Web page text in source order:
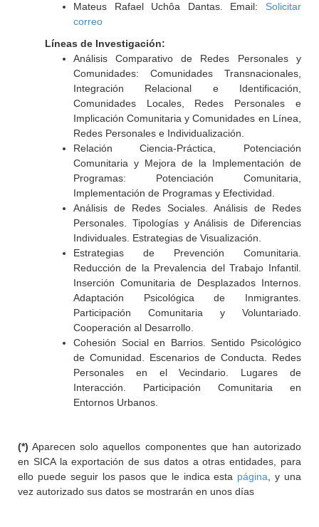
Mateus Rafael Uchôa Dantas. Email: Solicitar
correo
Líneas de Investigación:
Análisis Comparativo de Redes Personales y
Comunidades: Comunidades Transnacionales,
Integración Relacional e Identificación,
Comunidades Locales, Redes Personales e
Implicación Comunitaria y Comunidades en Línea,
Redes Personales e Individualización.
Relación Ciencia-Práctica, Potenciación
Comunitaria y Mejora de la Implementación de
Programas: Potenciación Comunitaria,
Implementación de Programas y Efectividad.
Análisis de Redes Sociales. Análisis de Redes
Personales. Tipologías y Análisis de Diferencias
Individuales. Estrategias de Visualización.
Estrategias de Prevención Comunitaria.
Reducción de la Prevalencia del Trabajo Infantil.
Inserción Comunitaria de Desplazados Internos.
Adaptación Psicológica de Inmigrantes.
Participación Comunitaria y Voluntariado.
Cooperación al Desarrollo.
Cohesión Social en Barrios. Sentido Psicológico
de Comunidad. Escenarios de Conducta. Redes
Personales en el Vecindario. Lugares de
Interacción. Participación Comunitaria en
Entornos Urbanos.
(*) Aparecen solo aquellos componentes que han autorizado
en SICA la exportación de sus datos a otras entidades, para
ello puede seguir los pasos que le indica esta página , y una
vez autorizado sus datos se mostrarán en unos días